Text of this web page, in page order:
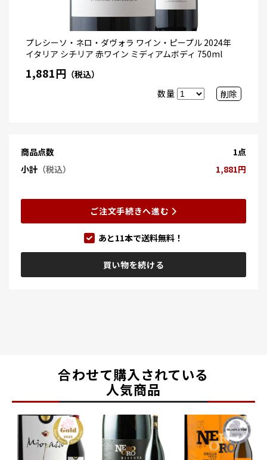
プレシーソ・ネロ・ダヴォラ ワイン・ピープル 2024年
イタリア シチリア 赤ワイン ミディアムボディ 750ml
1,881円 （税込）
数量
削除
商品点数
1点
小計 （税込） 1,881円
ご注文手続きへ進む
あと11本で送料無料！
買い物を続ける
合わせて購入されている
人気商品